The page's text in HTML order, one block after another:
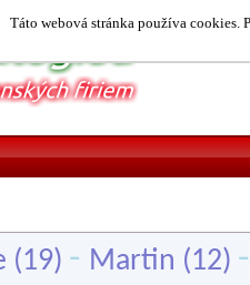
Táto webová stránka používa cookies.
(19) - Martin (12)